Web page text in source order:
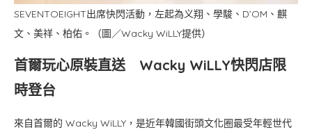
SEVENTOEIGHT出席快閃活動，左起為义翔、學駿、D’OM、麒
文、美祥、柏佑。（圖／Wacky WiLLY提供）
首爾玩心原裝直送 Wacky WiLLY快閃店限
時登台
來自首爾的 Wacky WiLLY，是近年韓國街頭文化圈最受年輕世代